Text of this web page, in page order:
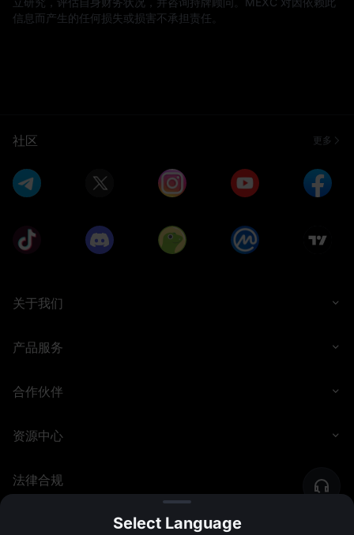
信息而产生的任何损失或损害不承担责任。
社区 更多
关于我们
产品服务
合作伙伴
资源中心
法律合规
Select Language